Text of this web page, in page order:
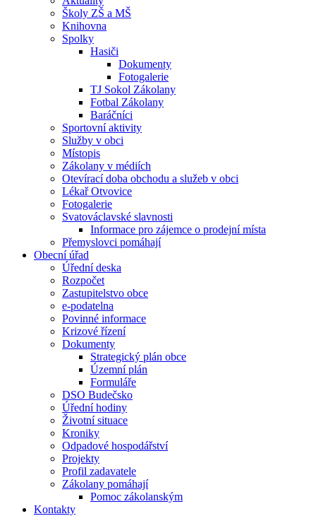
Školy ZŠ a MŠ
Knihovna
Spolky
Hasiči
Dokumenty
Fotogalerie
TJ Sokol Zákolany
Fotbal Zákolany
Baráčníci
Sportovní aktivity
Služby v obci
Místopis
Zákolany v médiích
Otevírací doba obchodu a služeb v obci
Lékař Otvovice
Fotogalerie
Svatováclavské slavnosti
Informace pro zájemce o prodejní místa
Přemyslovci pomáhají
Obecní úřad
Úřední deska
Rozpočet
Zastupitelstvo obce
e-podatelna
Povinné informace
Krizové řízení
Dokumenty
Strategický plán obce
Územní plán
Formuláře
DSO Budečsko
Úřední hodiny
Životní situace
Kroniky
Odpadové hospodářství
Projekty
Profil zadavatele
Zákolany pomáhají
Pomoc zákolanským
Kontakty